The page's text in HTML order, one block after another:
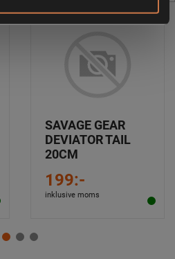
SAVAGE GEAR
DEVIATOR TAIL
20CM
199:-
inklusive moms